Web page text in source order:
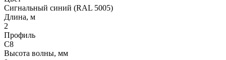
Сигнальный синий (RAL 5005)
Длина, м
2
Профиль
С8
Высота волны, мм